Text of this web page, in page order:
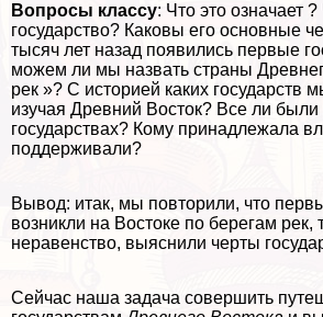
Вопросы классу: Что это означает
государство? Каковы его основные
тысяч лет назад появились первые
можем ли мы назвать страны
рек »? С историей каких государств
изучая Древний Восток? Все ли
государствах? Кому принадлежала
поддерживали?
Вывод: итак, мы повторили, что
возникли на Востоке по берегам
неравенство, выяснили черты
Сейчас наша задача совершить